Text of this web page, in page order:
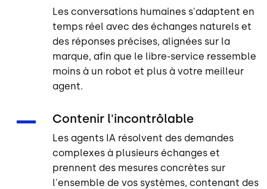
Les conversations humaines s'adaptent en
temps réel avec des échanges naturels et
des réponses précises, alignées sur la
marque, afin que le libre-service ressemble
moins à un robot et plus à votre meilleur
agent.
Contenir l'incontrôlable
Les agents IA résolvent des demandes
complexes à plusieurs échanges et
prennent des mesures concrètes sur
l'ensemble de vos systèmes, contenant des